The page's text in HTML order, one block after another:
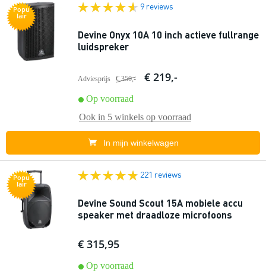
Popu
lair
9 reviews
Devine Onyx 10A 10 inch actieve fullrange
luidspreker
Adviesprijs € 350,- € 219,-
Op voorraad
Ook in 5 winkels op voorraad
In mijn winkelwagen
Popu
lair
221 reviews
Devine Sound Scout 15A mobiele accu
speaker met draadloze microfoons
€ 315,95
Op voorraad